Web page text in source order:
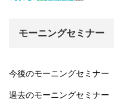
モーニングセミナー
今後のモーニングセミナー
過去のモーニングセミナー